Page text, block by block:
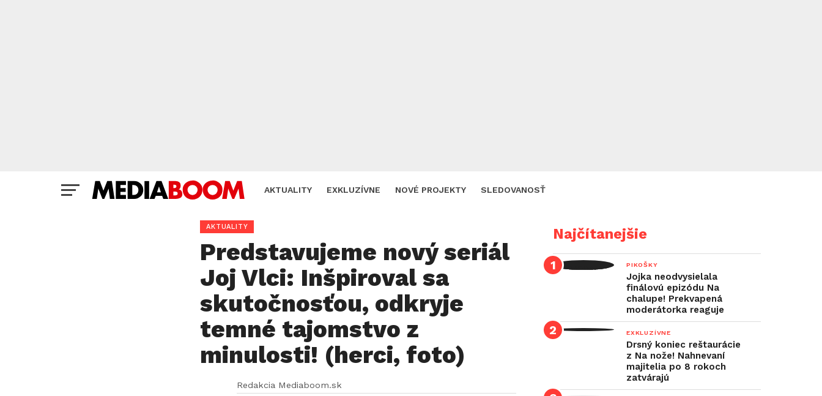
AKTUALITY EXKLUZÍVNE NOVÉ PROJEKTY SLEDOVANOSŤ
AKTUALITY
Predstavujeme nový seriál
Joj Vlci: Inšpiroval sa
skutočnosťou, odkryje
temné tajomstvo z
minulosti! (herci, foto)
Redakcia Mediaboom.sk
Najčítanejšie
PIKOŠKY
Jojka neodvysielala
finálovú epizódu Na
chalupe! Prekvapená
moderátorka reaguje
EXKLUZÍVNE
Drsný koniec reštaurácie
z Na nože! Nahnevaní
majitelia po 8 rokoch
zatvárajú